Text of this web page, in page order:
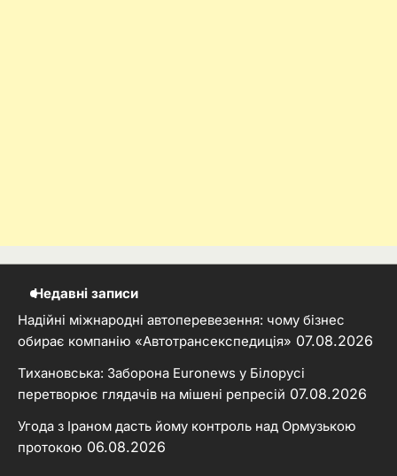
Недавні записи
Надійні міжнародні автоперевезення: чому бізнес
обирає компанію «Автотрансекспедиція» 07.08.2026
Тихановська: Заборона Euronews у Білорусі
перетворює глядачів на мішені репресій 07.08.2026
Угода з Іраном дасть йому контроль над Ормузькою
протокою 06.08.2026